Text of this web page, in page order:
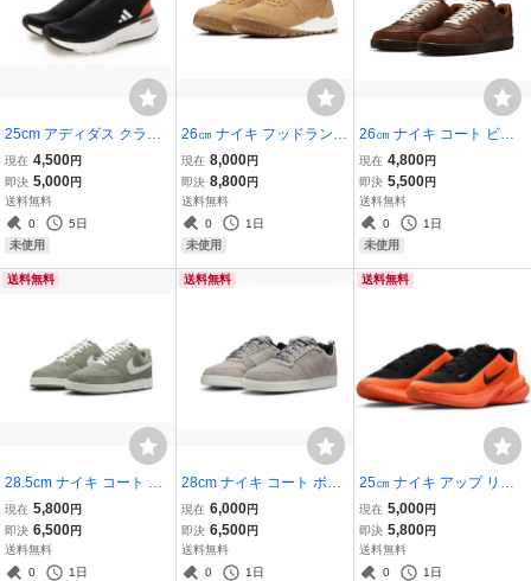
25cm アディダス クラウ
ドフォーム ゴー ソック 黒
ID4036 ADIDAS CLOUDF
OAM GO SOCK スリッポ
ン
現在 4,500円
即決 5,000円
送料無料
0
5日
未使用
26㎝ ナイキ フッドランド
スエード 薄茶/白 654888-
727 NIKE HOODLAND S
UEDE ブーツタイプ ウィ
ート
現在 8,000円
即決 8,800円
送料無料
0
1日
未使用
26㎝ ナイキ コート ビジ
ョン ロー 茶 IO8749-299
NIKE COURT VISION LO
カカオワオ
現在 4,800円
即決 5,500円
送料無料
0
1日
未使用
送料無料
28.5cm ナイキ コート ビ
ジョン ロー ライトアーミ
ー/白 HM9429-300 NIKE
COURT VISION LO
現在 5,800円
即決 6,500円
送料無料
0
1日
送料無料
28cm ナイキ コート ボロ
ー ロー プレミアム 灰/白
844881-006 NIKE COUR
T BOROUGH LOW PRM
定番
現在 6,000円
即決 6,500円
送料無料
0
1日
送料無料
25㎝ ナイキ アップ リフ
ト SC オレンジ/黒 IB2765
-004 NIKE UPLIFT SC ト
レーニング
現在 5,000円
即決 5,800円
送料無料
0
1日